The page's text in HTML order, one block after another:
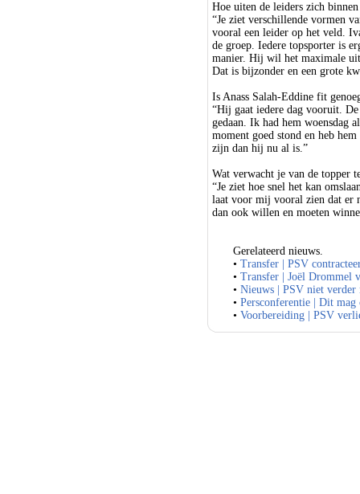
Hoe uiten de leiders zich binnen
“Je ziet verschillende vormen
vooral een leider op het veld.
de groep. Iedere topsporter is
manier. Hij wil het maximale
Dat is bijzonder en een grote
Is Anass Salah-Eddine fit
“Hij gaat iedere dag vooruit.
gedaan. Ik had hem woensdag
moment goed stond en heb
zijn dan hij nu al is.”
Wat verwacht je van de topper
“Je ziet hoe snel het kan
laat voor mij vooral zien dat er
dan ook willen en moeten
Gerelateerd nieuws.
• Transfer | PSV
• Transfer | Joël Drommel
• Nieuws | PSV niet verder
• Persconferentie | Dit mag
• Voorbereiding | PSV